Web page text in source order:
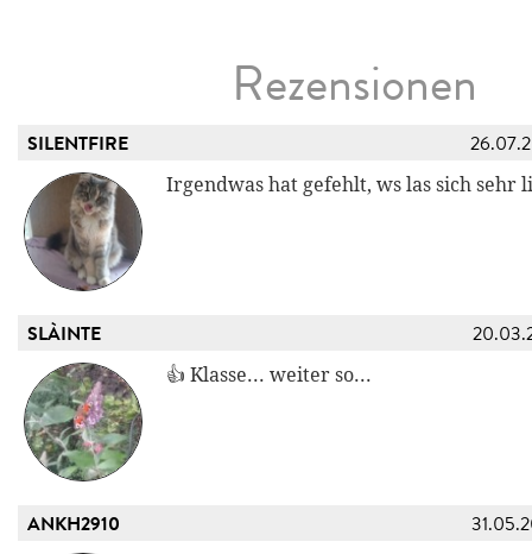
Rezensionen
SILENTFIRE
Irgendwas hat gefehlt, ws las sich sehr
SLÀINTE
👍 Klasse... weiter so...
ANKH2910